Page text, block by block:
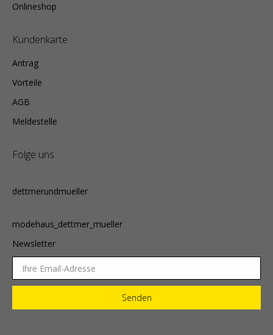
Onlineshop
Kundenkarte
Antrag
Vorteile
AGB
Meldestelle
Folge uns
dettmerundmueller
modehaus_dettmer_mueller
Newsletter